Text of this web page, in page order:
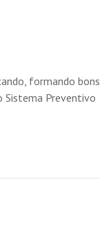
formando bons
Sistema Preventivo